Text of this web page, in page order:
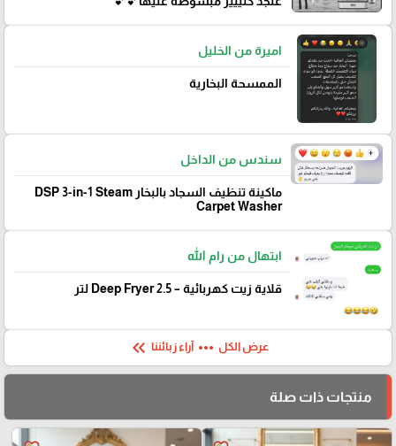
اميرة من الخليل
الممسحة البخارية
سندس من الداخل
ماكينة تنظيف السجاد بالبخار DSP 3-in-1 Steam
Carpet Washer
ابتهال من رام الله
قلاية زيت كهربائية – Deep Fryer 2.5 لتر
عرض الكل more_horiz آراء زبائننا keyboard_double_arrow_left
منتجات ذات صلة